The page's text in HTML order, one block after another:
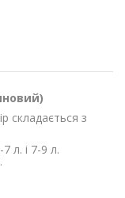
складається з
л. і 7-9 л.